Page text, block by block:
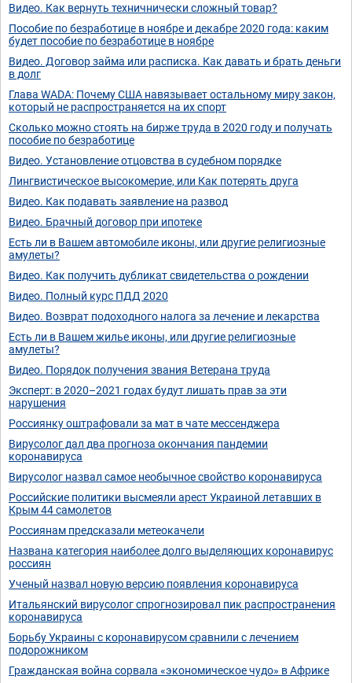
Видео. Как вернуть техничнически сложный товар?
Пособие по безработице в ноябре и декабре 2020 года: каким
будет пособие по безработице в ноябре
Видео. Договор займа или расписка. Как давать и брать деньги
в долг
Глава WADA: Почему США навязывает остальному миру закон,
который не распространяется на их спорт
Сколько можно стоять на бирже труда в 2020 году и получать
пособие по безработице
Видео. Установление отцовства в судебном порядке
Лингвистическое высокомерие, или Как потерять друга
Видео. Как подавать заявление на развод
Видео. Брачный договор при ипотеке
Есть ли в Вашем автомобиле иконы, или другие религиозные
амулеты?
Видео. Как получить дубликат свидетельства о рождении
Видео. Полный курс ПДД 2020
Видео. Возврат подоходного налога за лечение и лекарства
Есть ли в Вашем жилье иконы, или другие религиозные
амулеты?
Видео. Порядок получения звания Ветерана труда
Эксперт: в 2020–2021 годах будут лишать прав за эти
нарушения
Россиянку оштрафовали за мат в чате мессенджера
Вирусолог дал два прогноза окончания пандемии
коронавируса
Вирусолог назвал самое необычное свойство коронавируса
Российские политики высмеяли арест Украиной летавших в
Крым 44 самолетов
Россиянам предсказали метеокачели
Названа категория наиболее долго выделяющих коронавирус
россиян
Ученый назвал новую версию появления коронавируса
Итальянский вирусолог спрогнозировал пик распространения
коронавируса
Борьбу Украины с коронавирусом сравнили с лечением
подорожником
Гражданская война сорвала «экономическое чудо» в Африке